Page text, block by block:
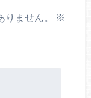
ません。
※